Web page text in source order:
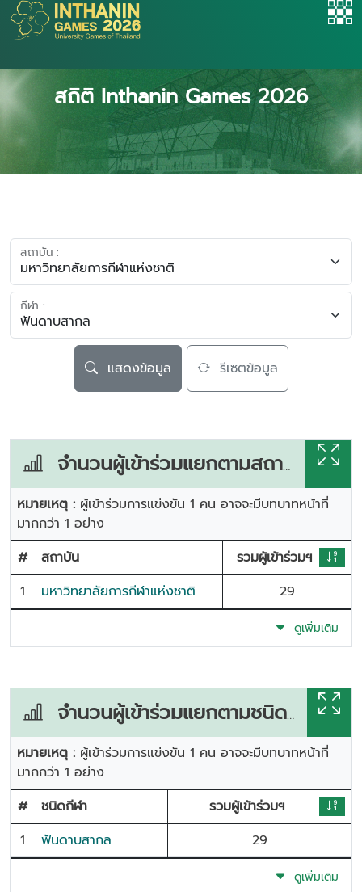
สถิติ Inthanin Games 2026
สถาบัน :
กีฬา :
แสดงข้อมูล รีเซตข้อมูล
จำนวนผู้เข้าร่วมแยกตามสถาบัน
หมายเหตุ : ผู้เข้าร่วมการแข่งขัน 1 คน อาจจะมีบทบาทหน้าที่
มากกว่า 1 อย่าง
#
สถาบัน
รวมผู้เข้าร่วมฯ
1
มหาวิทยาลัยการกีฬาแห่งชาติ 29
ดูเพิ่มเติม
จำนวนผู้เข้าร่วมแยกตามชนิดกีฬา
หมายเหตุ : ผู้เข้าร่วมการแข่งขัน 1 คน อาจจะมีบทบาทหน้าที่
มากกว่า 1 อย่าง
#
ชนิดกีฬา
รวมผู้เข้าร่วมฯ
1
ฟันดาบสากล 29
ดูเพิ่มเติม